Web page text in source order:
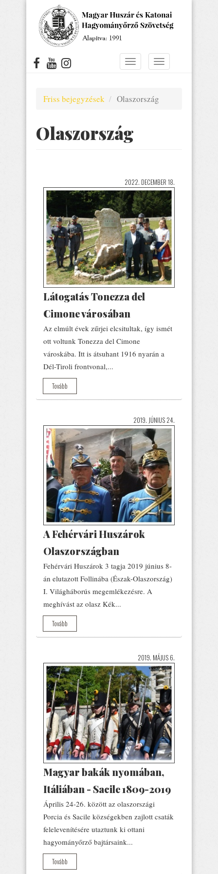
Navigáció
Navigáció
Friss bejegyzések
Olaszország
Olaszország
2022. DECEMBER 18.
Látogatás Tonezza del
Cimone városában
Az elmúlt évek zűrjei elcsitultak, így ismét
ott voltunk Tonezza del Cimone
városkába. Itt is átsuhant 1916 nyarán a
Dél-Tiroli frontvonal,...
Tovább
2019. JÚNIUS 24.
A Fehérvári Huszárok
Olaszországban
Fehérvári Huszárok 3 tagja 2019 június 8-
án elutazott Follinába (Észak-Olaszország)
I. Világháborús megemlékezésre. A
meghívást az olasz Kék...
Tovább
2019. MÁJUS 6.
Magyar bakák nyomában,
Itáliában - Sacile 1809-2019
Április 24-26. között az olaszországi
Porcia és Sacile községekben zajlott csaták
felelevenítésére utaztunk ki ottani
hagyományőrző bajtársaink...
Tovább